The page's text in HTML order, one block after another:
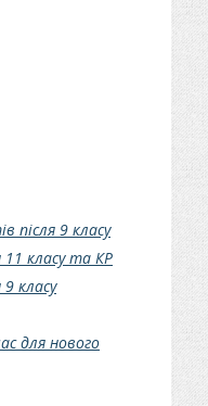
після 9 класу
11 класу та КР
9 класу
для нового